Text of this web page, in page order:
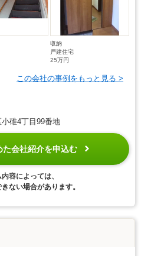
収納
戸建住宅
25万円
この会社の事例をもっと見る >
碓4丁目99番地
た会社紹介を申込む
容によっては、
ない場合があります。